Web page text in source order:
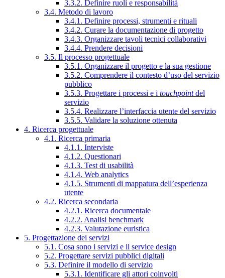
3.3.2. Definire ruoli e responsabilità
3.4. Metodo di lavoro
3.4.1. Definire processi, strumenti e rituali
3.4.2. Curare la documentazione di progetto
3.4.3. Organizzare tavoli tecnici collaborativi
3.4.4. Prendere decisioni
3.5. Il processo progettuale
3.5.1. Organizzare il progetto e la sua gestione
3.5.2. Comprendere il contesto d’uso del servizio
pubblico
3.5.3. Progettare i processi e i touchpointdel
servizio
3.5.4. Realizzare l’interfaccia utente del servizio
3.5.5. Validare la soluzione ottenuta
4. Ricerca progettuale
4.1. Ricerca primaria
4.1.1. Interviste
4.1.2. Questionari
4.1.3. Test di usabilità
4.1.4. Web analytics
4.1.5. Strumenti di mappatura dell’esperienza
utente
4.2. Ricerca secondaria
4.2.1. Ricerca documentale
4.2.2. Analisi benchmark
4.2.3. Valutazione euristica
5. Progettazione dei servizi
5.1. Cosa sono i servizi e il service design
5.2. Progettare servizi pubblici digitali
5.3. Definire il modello di servizio
5.3.1. Identificare gli attori coinvolti